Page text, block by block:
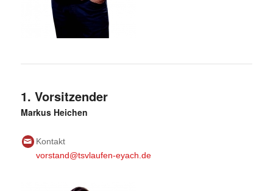
1. Vorsitzender
Markus Heichen
Kontakt
vorstand@tsvlaufen-eyach.de